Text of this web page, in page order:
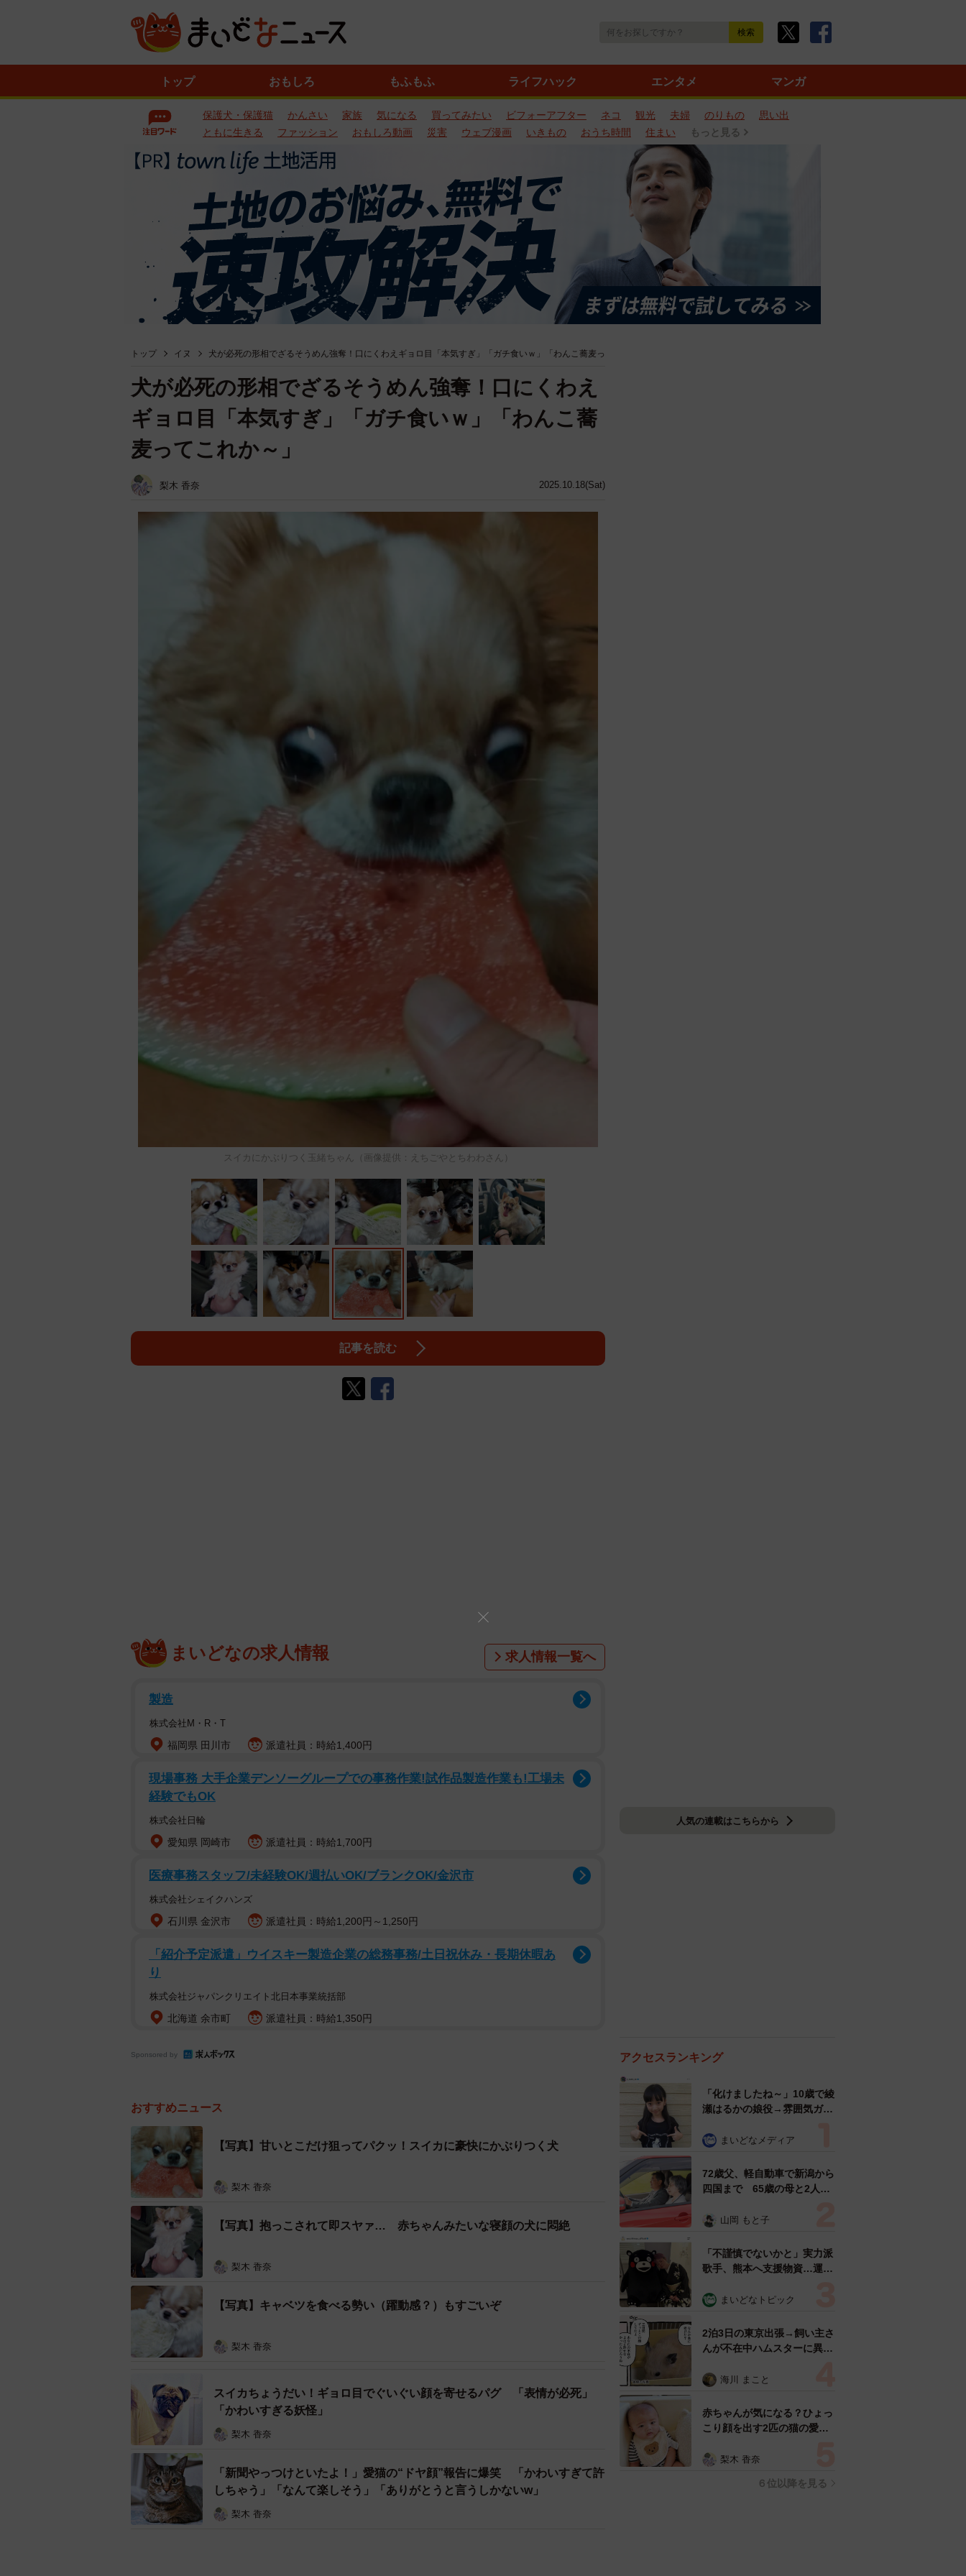
トップ おもしろ もふもふ ライフハック エンタメ マンガ
保護犬・保護猫 かんさい 家族 気になる 買ってみたい ビフォーアフター ネコ 観光 夫婦 のりもの
思い出
ともに生きる
ファッション おもしろ動画 災害 ウェブ漫画 いきもの おうち時間 住まい もっと見る
トップ イヌ 犬が必死の形相でざるそうめん強奪！口にくわえギョロ目「本気すぎ」「ガチ食いｗ」「わんこ蕎麦っ
2025.10.18(Sat)
犬が必死の形相でざるそうめん強奪！口にくわえ
ギョロ目「本気すぎ」「ガチ食いｗ」「わんこ蕎
麦ってこれか～」
梨木 香奈
スイカにかぶりつく玉緒ちゃん（画像提供：えちごやとちわわさん）
記事を読む
まいどなの求人情報 求人情報一覧へ
製造
株式会社M・R・T
福岡県 田川市 派遣社員：時給1,400円
現場事務 大手企業デンソーグループでの事務作業!試作品製造作業も!工場未
経験でもOK
株式会社日輪
愛知県 岡崎市 派遣社員：時給1,700円
医療事務スタッフ/未経験OK/週払いOK/ブランクOK/金沢市
株式会社シェイクハンズ
石川県 金沢市 派遣社員：時給1,200円～1,250円
「紹介予定派遣」ウイスキー製造企業の総務事務/土日祝休み・長期休暇あ
り
株式会社ジャパンクリエイト北日本事業統括部
北海道 余市町 派遣社員：時給1,350円
Sponsored by
おすすめニュース
【写真】甘いとこだけ狙ってパクッ！スイカに豪快にかぶりつく犬
梨木 香奈
【写真】抱っこされて即スヤァ… 赤ちゃんみたいな寝顔の犬に悶絶
梨木 香奈
【写真】キャベツを食べる勢い（躍動感？）もすごいぞ
梨木 香奈
スイカちょうだい！ギョロ目でぐいぐい顔を寄せるパグ 「表情が必死」
「かわいすぎる妖怪」
梨木 香奈
「新聞やっつけといたよ！」愛猫の“ドヤ顔”報告に爆笑 「かわいすぎて許
しちゃう」「なんて楽しそう」「ありがとうと言うしかないw」
梨木 香奈
人気の連載はこちらから
アクセスランキング
「化けましたね～」10歳で綾
瀬はるかの娘役→雰囲気ガラ
雰囲気が」「宝塚に入れそ
まいどなメディア
72歳父、軽自動車で新潟から
四国まで 65歳の母と2人で
憩まで分刻み… 「大学生で
山岡 もと子
「不謹慎でないかと」実力派
歌手、熊本へ支援物資…運搬
めらい 「痛いほど伝わる」
まいどなトピック
2泊3日の東京出張→飼い主さ
んが不在中ハムスターに異
「急に老けた？」【漫画】
海川 まこと
赤ちゃんが気になる？ひょっ
こり顔を出す2匹の猫の愛ら
わいい構図あります？」「ベ
梨木 香奈
６位以降を見る